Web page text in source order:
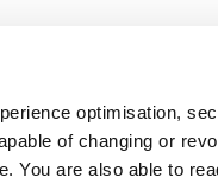
optimisation,
of changing or
You are also able to